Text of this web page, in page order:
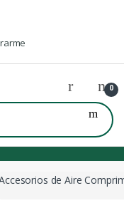
0
de Aire